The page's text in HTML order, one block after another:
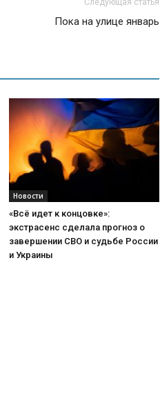
Следующая статья
Пока на улице январь
Новости
«Всё идет к концовке»:
экстрасенс сделала прогноз о
завершении СВО и судьбе России
и Украины